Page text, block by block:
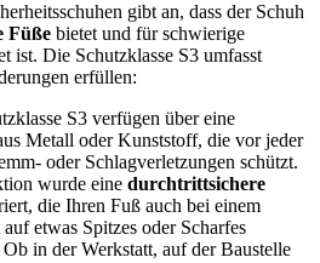
gibt an, dass der Schuh
Füße bietet und für schwierige
ist. Die Schutzklasse S3 umfasst
erfüllen:
S3 verfügen über eine
Metall oder Kunststoff, die vor jeder
oder Schlagverletzungen schützt.
wurde eine durchtrittsichere
die Ihren Fuß auch bei einem
etwas Spitzes oder Scharfes
in der Werkstatt, auf der Baustelle